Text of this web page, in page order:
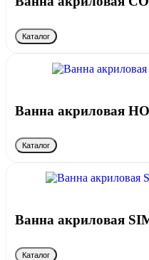
Каталог
Ванна акриловая
Каталог
Ванна акриловая
Каталог